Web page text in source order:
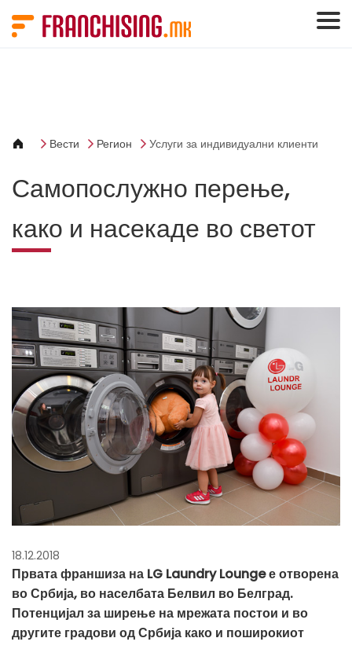
Вести Регион Услуги за индивидуални клиенти
Самопослужно перење,
како и насекаде во светот
18.12.2018
Првата франшиза на LG Laundry Lounge е отворена
во Србија, во населбата Белвил во Белград.
Потенцијал за ширење на мрежата постои и во
другите градови од Србија како и поширокиот